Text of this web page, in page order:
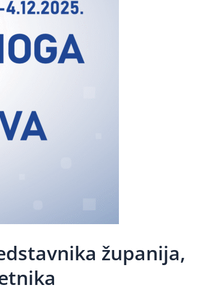
županija,